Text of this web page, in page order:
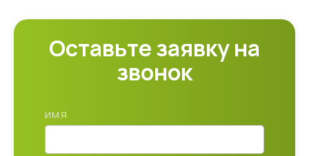
Оставьте заявку на
звонок
ИМЯ